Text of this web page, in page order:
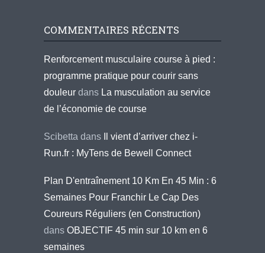
COMMENTAIRES RÉCENTS
Renforcement musculaire course à pied :
programme pratique pour courir sans
douleur dans La musculation au service
de l’économie de course
Scibetta dans
Il vient d’arriver chez i-
Run.fr : MyTens de Bewell Connect
Plan D'entraînement 10 Km En 45 Min : 6
Semaines Pour Franchir Le Cap Des
Coureurs Réguliers (en Construction)
dans OBJECTIF 45 min sur 10 km en 6
semaines